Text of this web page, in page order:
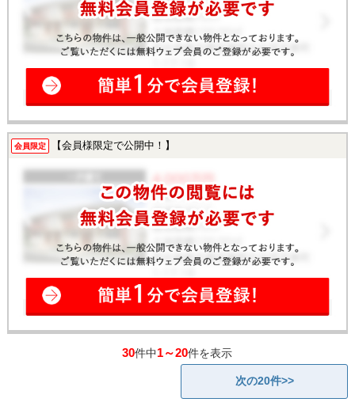
会員限定 【会員様限定で公開中！】
30件中1～20件を表示
次の20件>>